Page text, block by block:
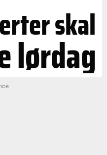
skal
lørdag